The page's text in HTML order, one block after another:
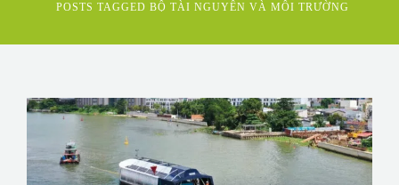
GREEN SOLUTIONS
CONTACT
SURVEY
POSTS TAGGED BỘ TÀI NGUYÊN VÀ MÔI TRƯỜNG